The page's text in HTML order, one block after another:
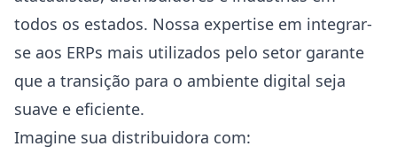
todos os estados. Nossa expertise em integrar-
se aos ERPs mais utilizados pelo setor garante
que a transição para o ambiente digital seja
suave e eficiente.
Imagine sua distribuidora com: